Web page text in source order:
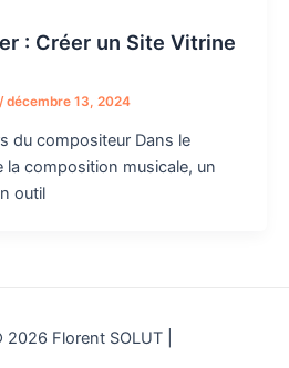
: Créer un Site Vitrine
/décembre 13, 2024
du compositeur Dans le
la composition musicale, un
outil
Florent SOLUT |